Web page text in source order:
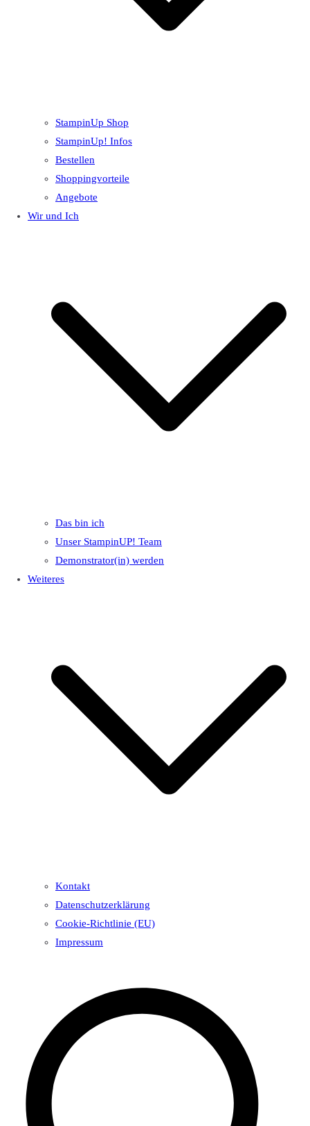
StampinUp Shop
StampinUp! Infos
Bestellen
Shoppingvorteile
Angebote
Wir und Ich
Das bin ich
Unser StampinUP! Team
Demonstrator(in) werden
Weiteres
Kontakt
Datenschutzerklärung
Cookie-Richtlinie (EU)
Impressum